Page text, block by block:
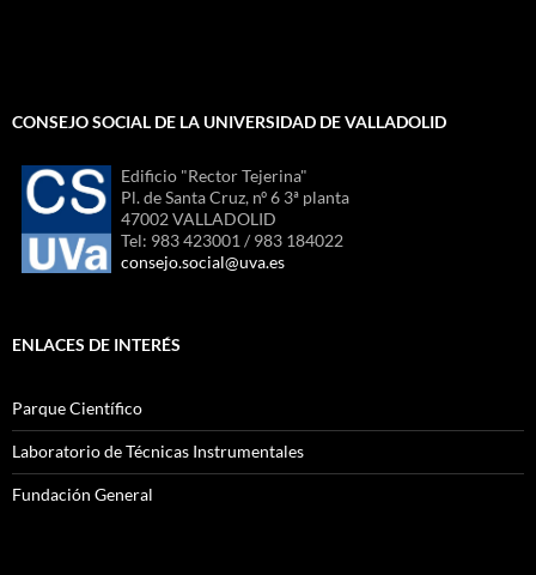
CONSEJO SOCIAL DE LA UNIVERSIDAD DE VALLADOLID
Edificio "Rector Tejerina"
Pl. de Santa Cruz, nº 6 3ª planta
47002 VALLADOLID
Tel: 983 423001 / 983 184022
consejo.social@uva.es
ENLACES DE INTERÉS
Parque Científico
Laboratorio de Técnicas Instrumentales
Fundación General